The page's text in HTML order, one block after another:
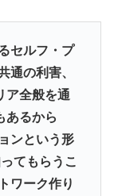
セルフ・プ
通の利害、
ア全般を通
あるから
ンという形
てもらうこ
ワーク作り